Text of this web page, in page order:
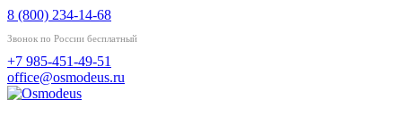
8 (800) 234-14-68
Звонок по России бесплатный
+7 985-451-49-51
office@osmodeus.ru